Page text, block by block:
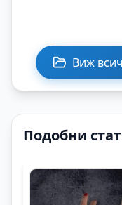
Виж
Подобни